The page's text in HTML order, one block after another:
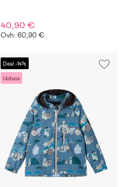
40,90 €
Ovh: 60,90 €
Deal -14%
Uutuus